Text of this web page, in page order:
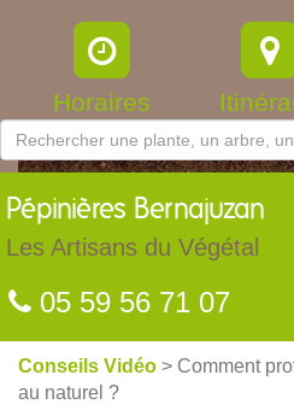
Horaires
Pépinières Bernajuzan
Les Artisans du Végétal
05 59 56 71 07
Conseils Vidéo > Comment
au naturel ?